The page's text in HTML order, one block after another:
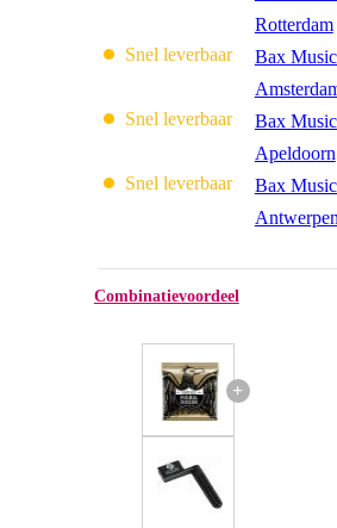
Rotterdam
Snel leverbaar
Bax
Snel leverbaar
Bax
Apeldoorn
Snel leverbaar
Bax
Antwerpen
Combinatievoordeel
+